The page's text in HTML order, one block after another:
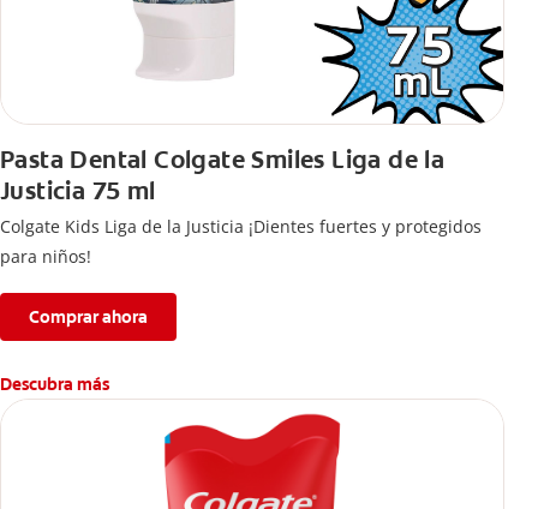
Pasta Dental Colgate Smiles Liga de la
Justicia 75 ml
Colgate Kids Liga de la Justicia ¡Dientes fuertes y protegidos
para niños!
Comprar ahora
Descubra más